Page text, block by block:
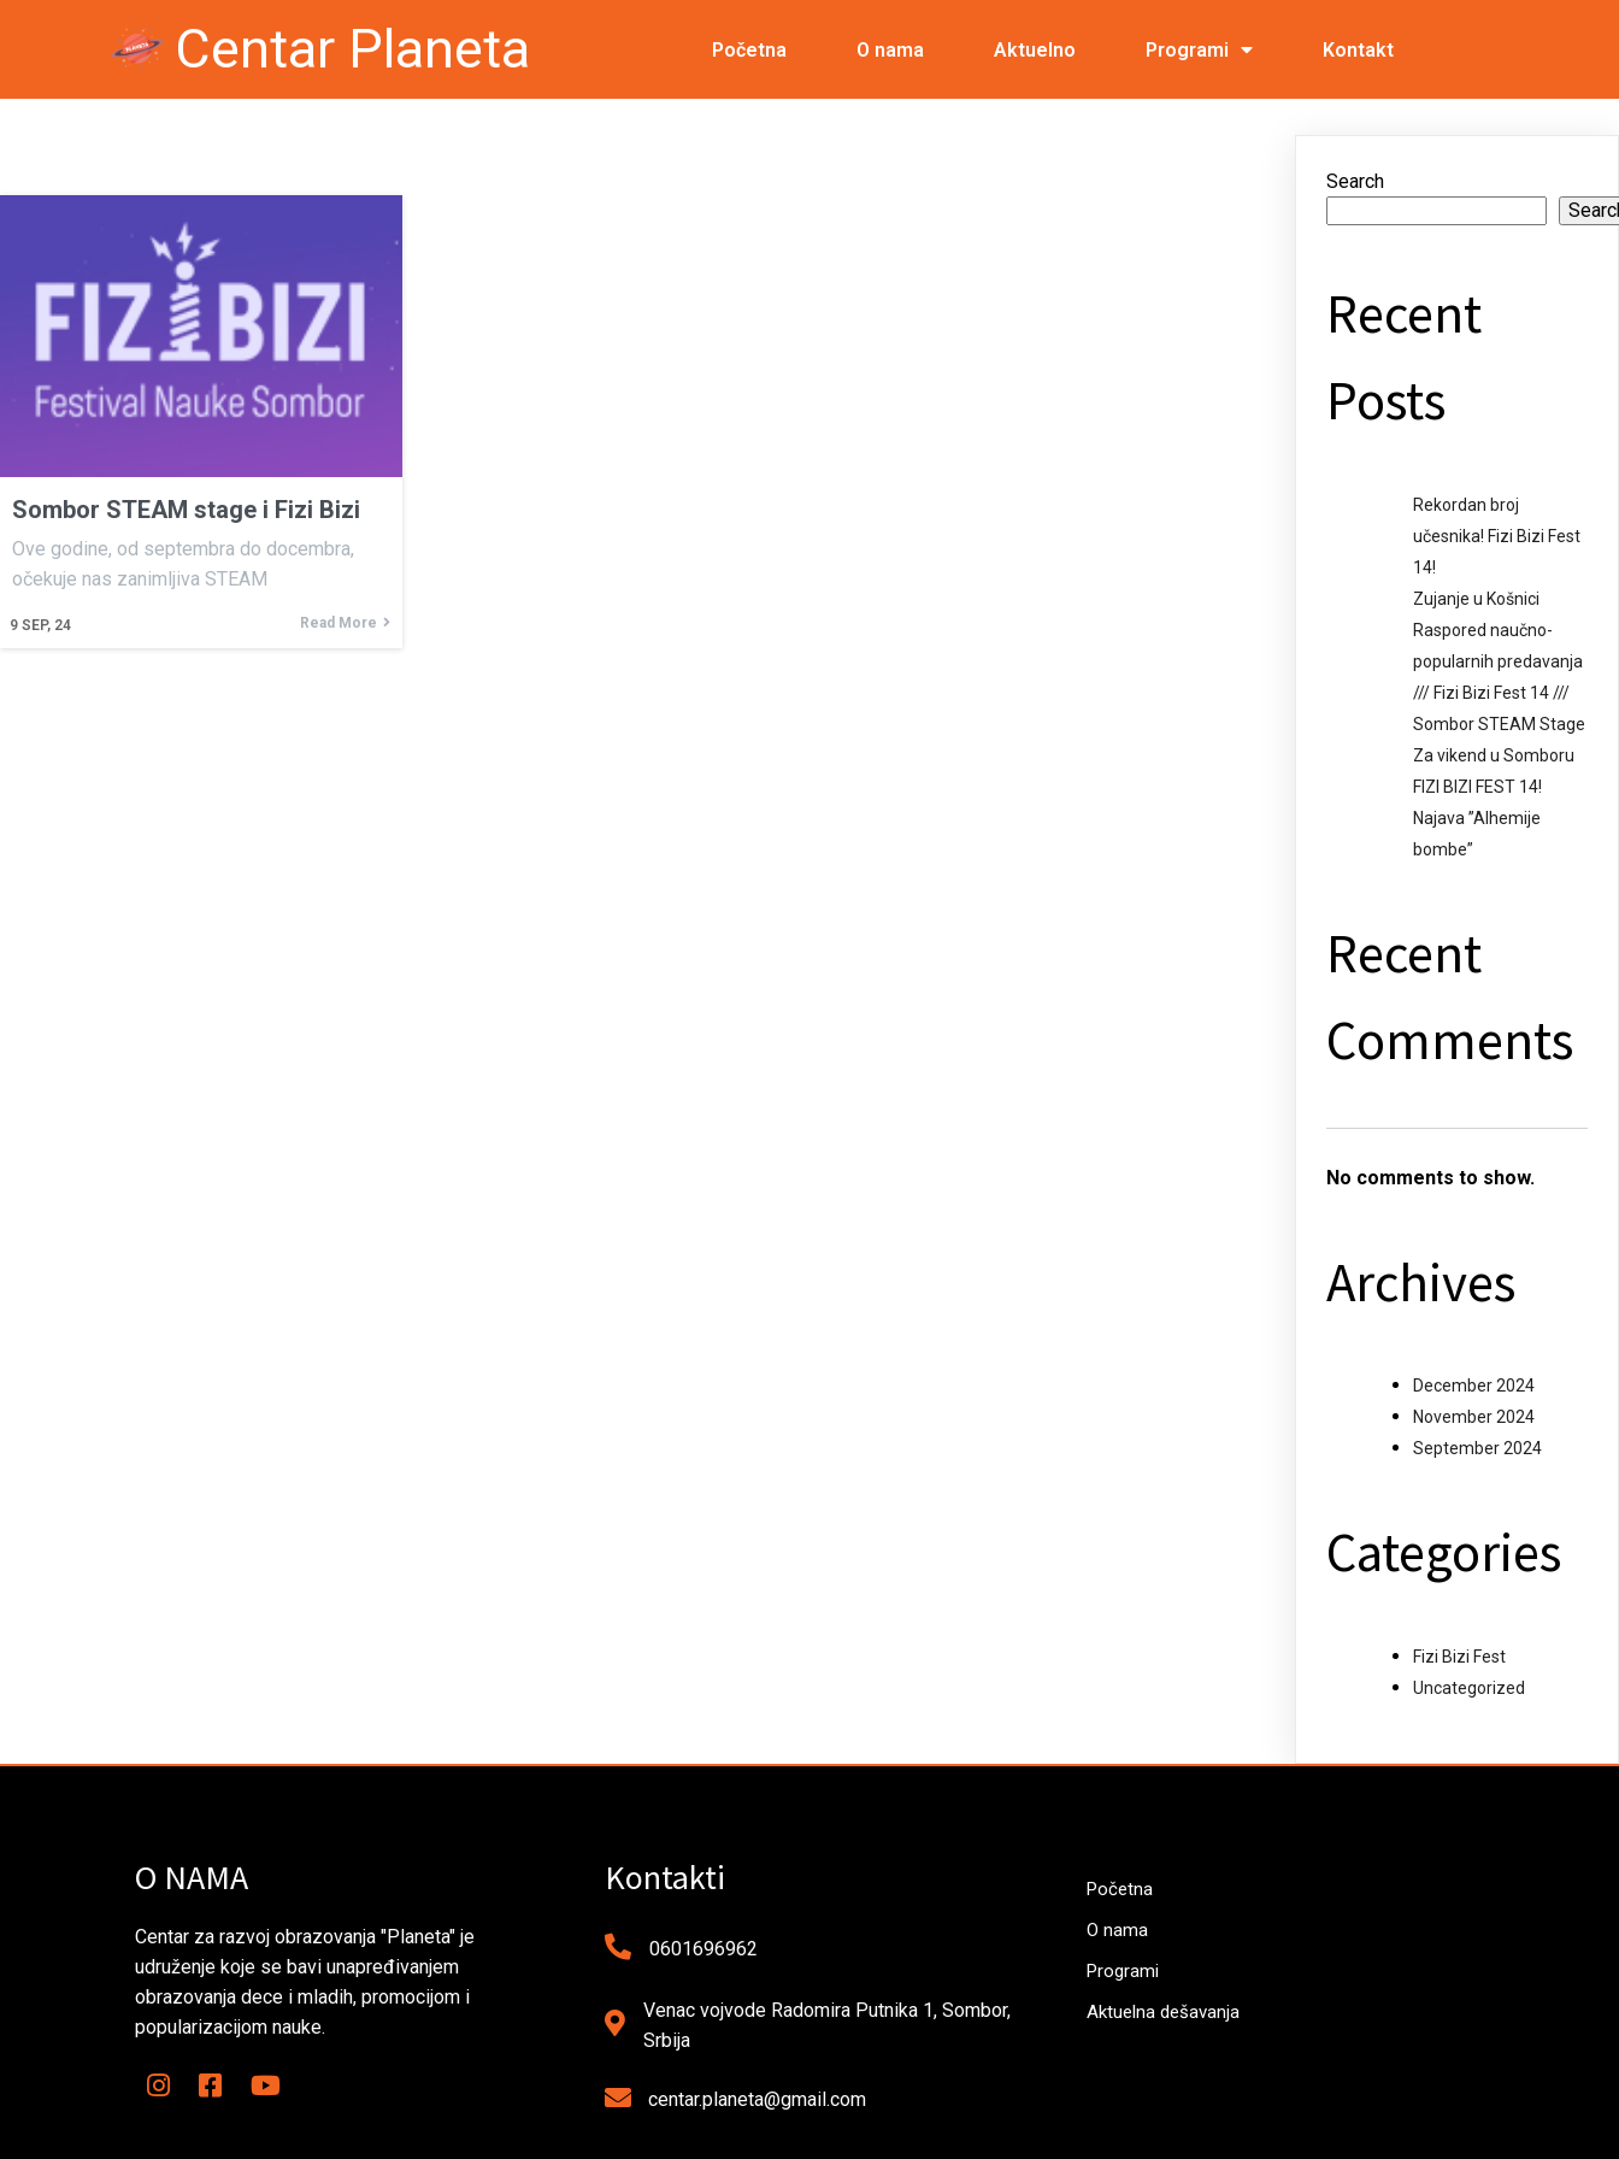
Centar Planeta Početna O nama Aktuelno Programi Kontakt
Sombor STEAM stage i Fizi Bizi
9 SEP, 24
Ove godine, od septembra do docembra,
očekuje nas zanimljiva STEAM
Read More
Search
Recent
Posts
Rekordan broj
učesnika! Fizi Bizi Fest
14!
Zujanje u Košnici
Raspored naučno-
popularnih predavanja
/// Fizi Bizi Fest 14 ///
Sombor STEAM Stage
Za vikend u Somboru
FIZI BIZI FEST 14!
Najava ”Alhemije
bombe”
Recent
Comments
No comments to show.
Archives
December 2024
November 2024
September 2024
Categories
Fizi Bizi Fest
Uncategorized
O NAMA
Centar za razvoj obrazovanja "Planeta" je
udruženje koje se bavi unapređivanjem
obrazovanja dece i mladih, promocijom i
popularizacijom nauke.
Kontakti
0601696962
Venac vojvode Radomira Putnika 1, Sombor,
Srbija
centar.planeta@gmail.com
Početna
O nama
Programi
Aktuelna dešavanja